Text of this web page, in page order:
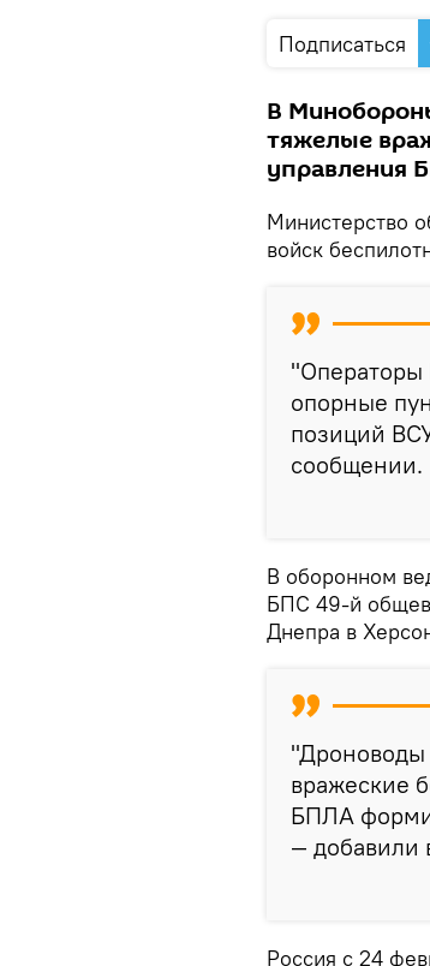
Подписаться
В
тяжелые
управления
Министерство
войск
"Операторы
опорные
позиций
сообщении.
В оборонном
БПС 49-й
Днепра в
"Дроноводы
вражеские
БПЛА
—
Россия с 24